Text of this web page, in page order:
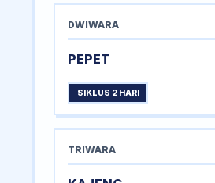
DWIWARA
PEPET
SIKLUS 2 HARI
TRIWARA